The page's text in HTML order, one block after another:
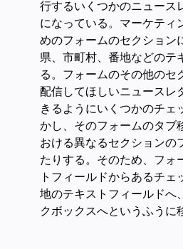
行するいくつかのニュース
になっている。マーケティ
めのフォームのセクション
県、市町村、番地などのテ
る。フォームのその他のセ
配信してほしいニュースレ
きるようにいくつかのチェ
かし、そのフォームのタブ
おける異なるセクションの
たりする。そのため、フォ
トフィールドからあるチ
地のテキストフィールドへ
クボックスへというふうに